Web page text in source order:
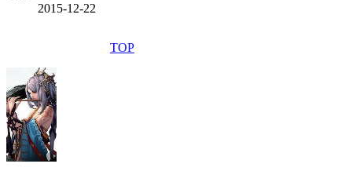
2015-12-22
TOP